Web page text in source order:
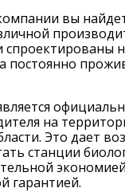
вы
постоянно
на
Это дает
станции
гарантией.